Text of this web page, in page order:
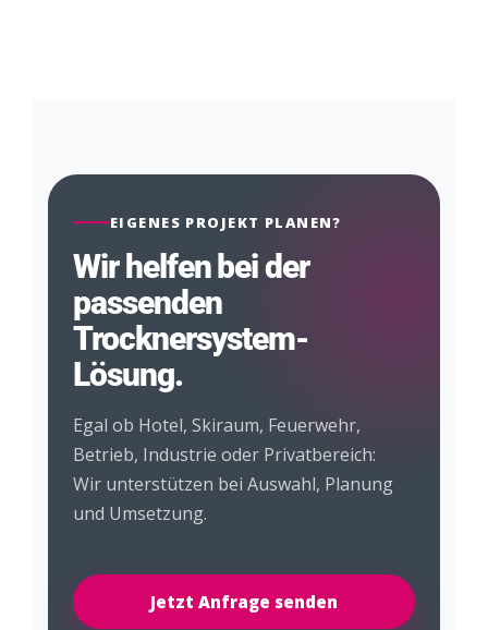
EIGENES PROJEKT PLANEN?
Wir helfen bei der
passenden
Trocknersystem-
Lösung.
Egal ob Hotel, Skiraum, Feuerwehr,
Betrieb, Industrie oder Privatbereich:
Wir unterstützen bei Auswahl, Planung
und Umsetzung.
Jetzt Anfrage senden